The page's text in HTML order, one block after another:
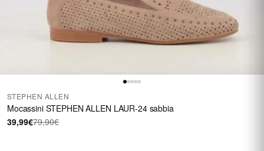
STEPHEN ALLEN
Mocassini STEPHEN ALLEN LAUR-24 sabbia
39,99€79,90€